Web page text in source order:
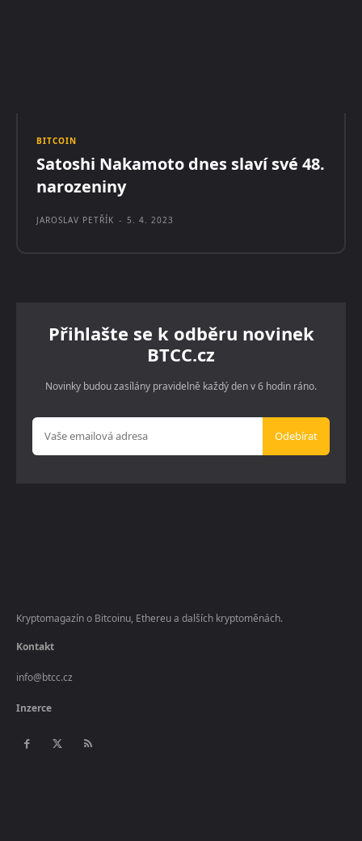
BITCOIN
Satoshi Nakamoto dnes slaví své 48.
narozeniny
JAROSLAV PETŘÍK - 5. 4. 2023
Přihlašte se k odběru novinek
BTCC.cz
Novinky budou zasílány pravidelně každý den v 6 hodin ráno.
Odebírat
Kryptomagazín o Bitcoinu, Ethereu a dalších kryptoměnách.
Kontakt
info@btcc.cz
Inzerce